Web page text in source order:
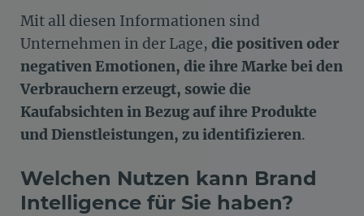
Mit all diesen Informationen sind
Unternehmen in der Lage, die positiven oder
negativen Emotionen, die ihre Marke bei den
Verbrauchern erzeugt, sowie die
Kaufabsichten in Bezug auf ihre Produkte
und Dienstleistungen, zu identifizieren.
Welchen Nutzen kann Brand
Intelligence für Sie haben?